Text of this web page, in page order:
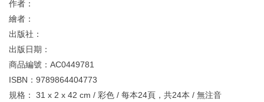
作者：
繪者：
出版社：
出版日期：
商品編號： AC0449781
ISBN： 9789864404773
規格： 31 x 2 x 42 cm / 彩色 / 每本24頁，共24本 / 無注音